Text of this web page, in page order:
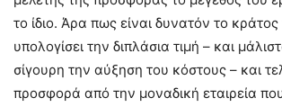
το ίδιο. Άρα πως είναι δυνατόν το κράτος
υπολογίσει την διπλάσια τιμή – και
σίγουρη την αύξηση του κόστους – και
προσφορά από την μοναδική εταιρεία